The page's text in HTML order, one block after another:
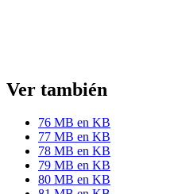
Ver también
76 MB en KB
77 MB en KB
78 MB en KB
79 MB en KB
80 MB en KB